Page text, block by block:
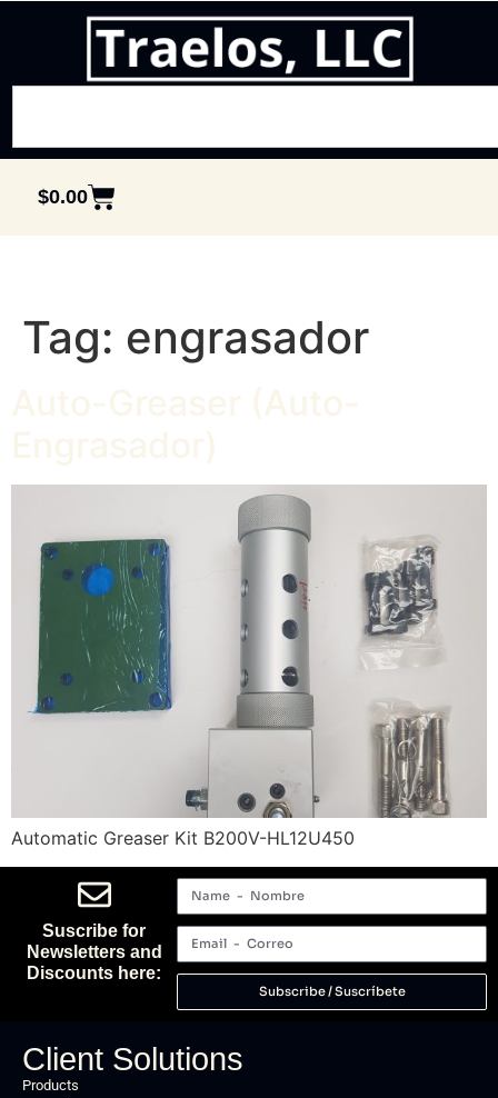
$0.00
Tag: engrasador
Automatic Greaser Kit B200V-HL12U450
Suscribe for
Newsletters and
Discounts here:
Subscribe / Suscríbete
Client Solutions
Products